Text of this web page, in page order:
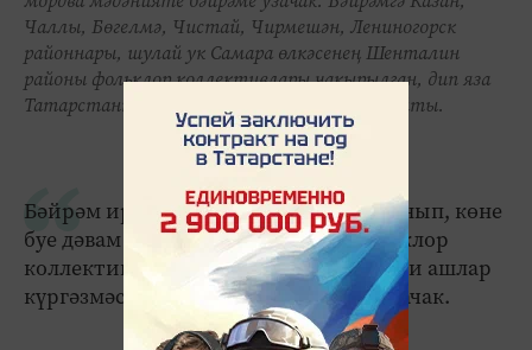
Чаллы, Бөгелмә, Чистай, Чирмешән, Лениногорск
районнары, шулай ук Самара өлкәсенең Шенталин
районы фольклор коллективлары чакырылган, дип яза
Татарстанның Мәдәният министрлыгы сайты.
Бәйрәм иртәнге сәгать 10.00да башланып, көне
буе дәвам итәчәк. Биредә төрле фольклор
коллективлары чыгыш ясаячак, милли ашлар
күргәзмәсе, милли уеннар оештыралачак.